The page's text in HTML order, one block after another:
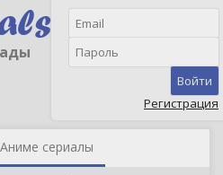
Войти
Регистрация
Аниме сериалы